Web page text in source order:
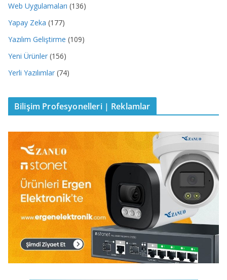
Web Uygulamaları (136)
Yapay Zeka (177)
Yazılım Geliştirme (109)
Yeni Ürünler (156)
Yerli Yazılımlar (74)
Bilişim Profesyonelleri | Reklamlar